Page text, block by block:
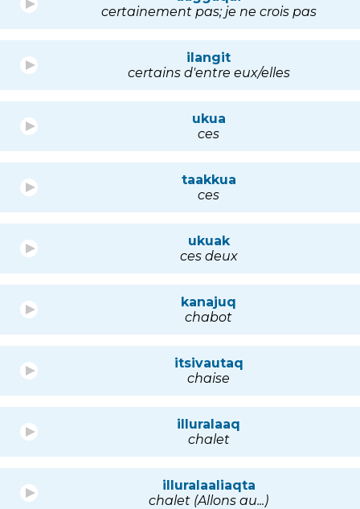
certainement pas; je ne crois pas
ilangit
certains d'entre eux/elles
ukua
ces
taakkua
ces
ukuak
ces deux
kanajuq
chabot
itsivautaq
chaise
illuralaaq
chalet
illuralaaliaqta
chalet (Allons au...)